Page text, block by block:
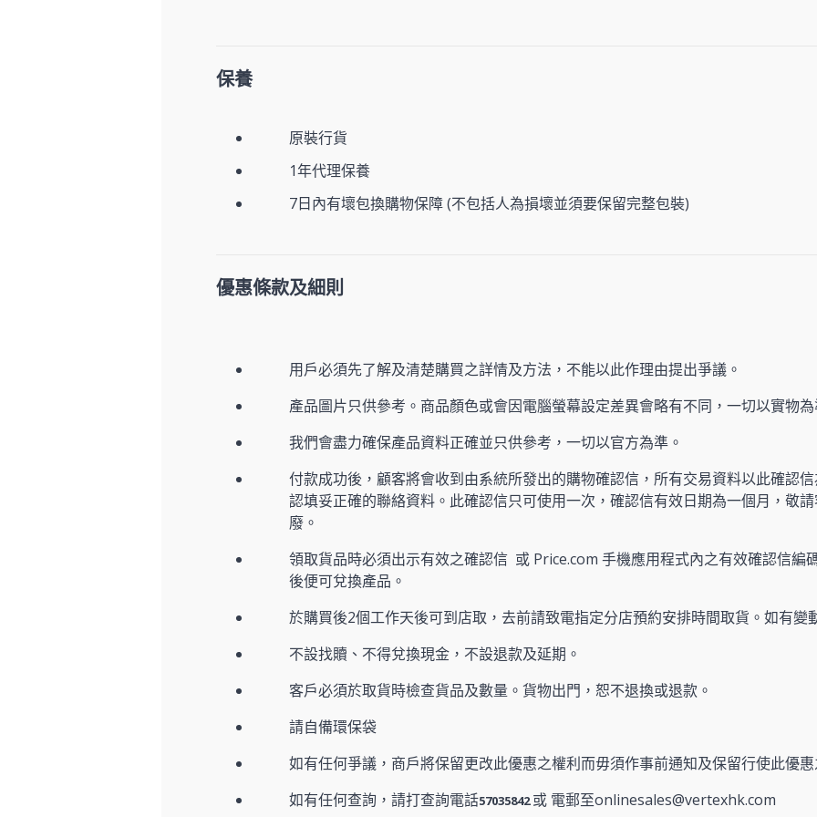
保養
原裝行貨
1年代理保養
7日內有壞包換購物保障 (不包括人為損壞並須要保留完整包裝)
優惠條款及細則
用戶必須先了解及清楚購買之詳情及方法，不能以此作理由提出爭議。
產品圖片只供參考。商品顏色或會因電腦螢幕設定差異會略有不同，一切以實物
我們會盡力確保產品資料正確並只供參考，一切以官方為準。
付款成功後，顧客將會收到由系統所發出的購物確認信，所有交易資料以此確認
認填妥正確的聯絡資料。此確認信只可使用一次，確認信有效日期為一個月，敬
廢。
領取貨品時必須出示有效之確認信 或 Price.com 手機應用程式內之有效確認信編
後便可兌換產品。
於購買後2個工作天後可到店取，去前請致電指定分店預約安排時間取貨。如有變
不設找贖、不得兌換現金，不設退款及延期。
客戶必須於取貨時檢查貨品及數量。貨物出門，恕不退換或退款。
請自備環保袋
如有任何爭議，商戶將保留更改此優惠之權利而毋須作事前通知及保留行使此優
如有任何查詢，請打查詢電話57035842 或 電郵至onlinesales@vertexhk.com